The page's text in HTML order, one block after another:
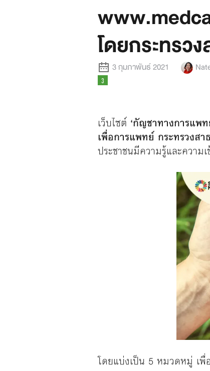
โดยกระทรว
3 กุมภาพันธ์ 2021
เว็บไซต์‘กัญชาทางการแพท
เพื่อการแพทย์ กระทรวงส
ประชาชนมีความรู้และความ
โดยแบ่งเป็น 5 หมวดหมู่ เพื่